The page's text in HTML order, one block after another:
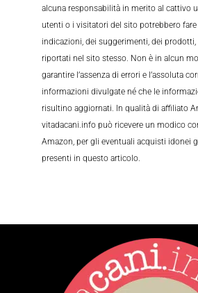
alcuna responsabilità in merito al cattivo
utenti o i visitatori del sito potrebbero fare
indicazioni, dei suggerimenti, dei prodotti,
riportati nel sito stesso. Non è in alcun
garantire l’assenza di errori e l’assoluta
informazioni divulgate né che le
risultino aggiornati. In qualità di affiliato
vitadacani.info può ricevere un modico
Amazon, per gli eventuali acquisti idonei
presenti in questo articolo.